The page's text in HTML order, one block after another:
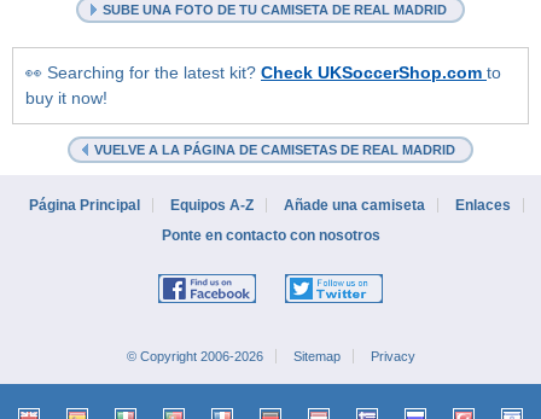
SUBE UNA FOTO DE TU CAMISETA DE REAL MADRID
👀 Searching for the latest kit? Check UKSoccerShop.com to
buy it now!
VUELVE A LA PÁGINA DE CAMISETAS DE REAL MADRID
Página Principal Equipos A-Z Añade una camiseta
Enlaces
Ponte en contacto con nosotros
© Copyright 2006-2026 Sitemap Privacy